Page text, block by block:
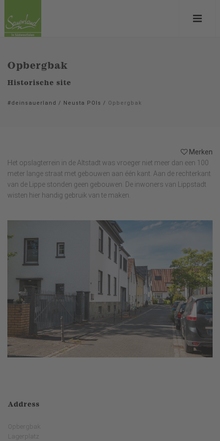
Opbergbak
Historische site
#deinsauerland / Neusta POIs / Opbergbak
Merken
Het opslagterrein in de Altstadt was vroeger niet meer dan een 100
meter lange straat met gebouwen aan één kant. Aan de rechterkant
van de Lippe stonden geen gebouwen. De inwoners van Lippstadt
wisten hier handig gebruik van te maken.
Address
Opbergbak
Lagerplatz